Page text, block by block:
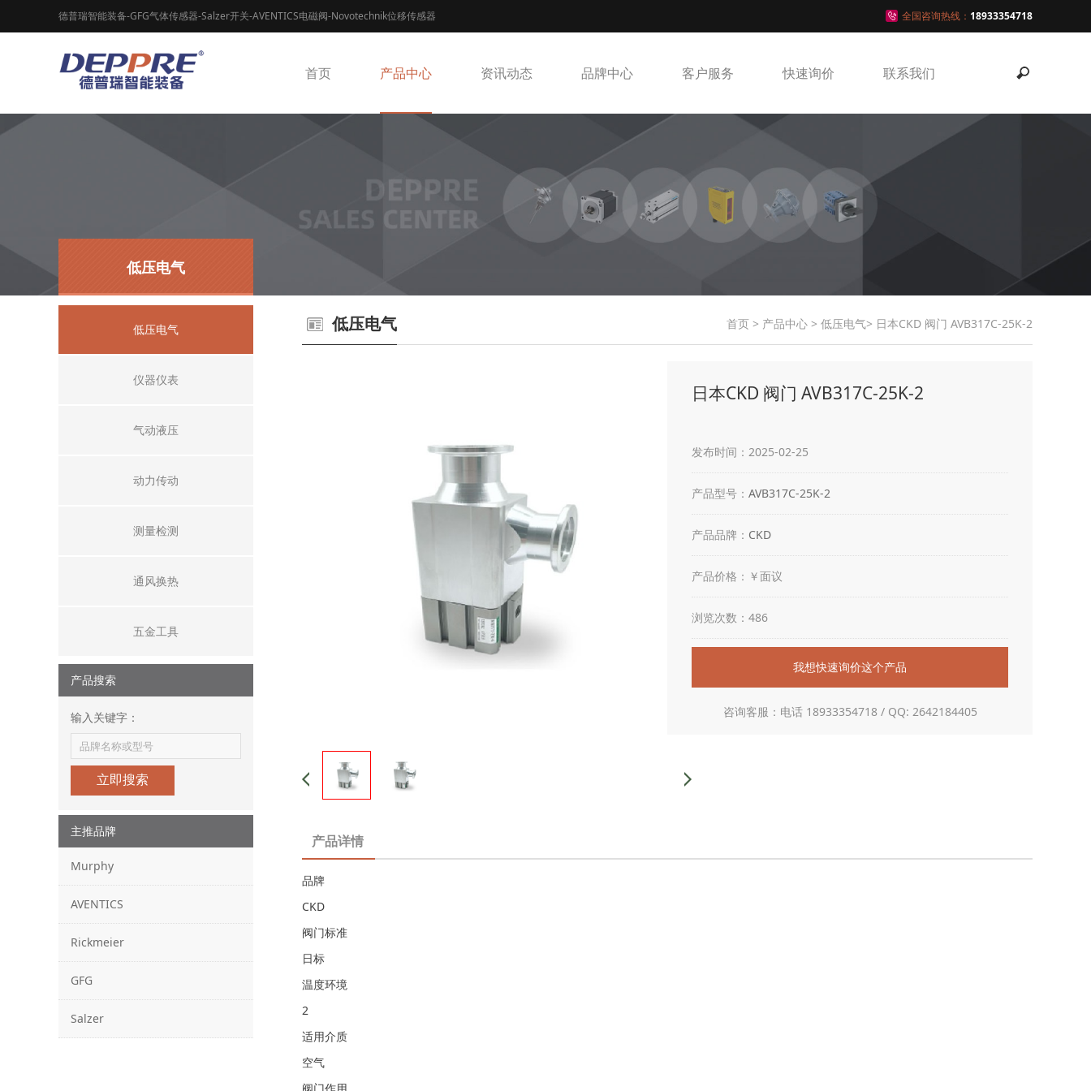
德普瑞智能装备-GFG气体传感器-Salzer开关-AVENTICS电磁阀-Novotechnik位移传感器 全国咨询热线： 18933354718
首页 产品中心 资讯动态 品牌中心 客户服务 快速询价 联系我们
低压电气
低压电气
仪器仪表
气动液压
动力传动
测量检测
通风换热
五金工具
产品搜索
输入关键字：
立即搜索
主推品牌
Murphy
AVENTICS
Rickmeier
GFG
Salzer
低压电气 首页 > 产品中心 > 低压电气> 日本CKD 阀门 AVB317C-25K-2
日本CKD 阀门 AVB317C-25K-2
发布时间：2025-02-25
产品型号： AVB317C-25K-2
产品品牌： CKD
产品价格：￥面议
浏览次数：486
我想快速询价这个产品
咨询客服：电话 18933354718 / QQ: 2642184405
产品详情
品牌
CKD
阀门标准
日标
温度环境
2
适用介质
空气